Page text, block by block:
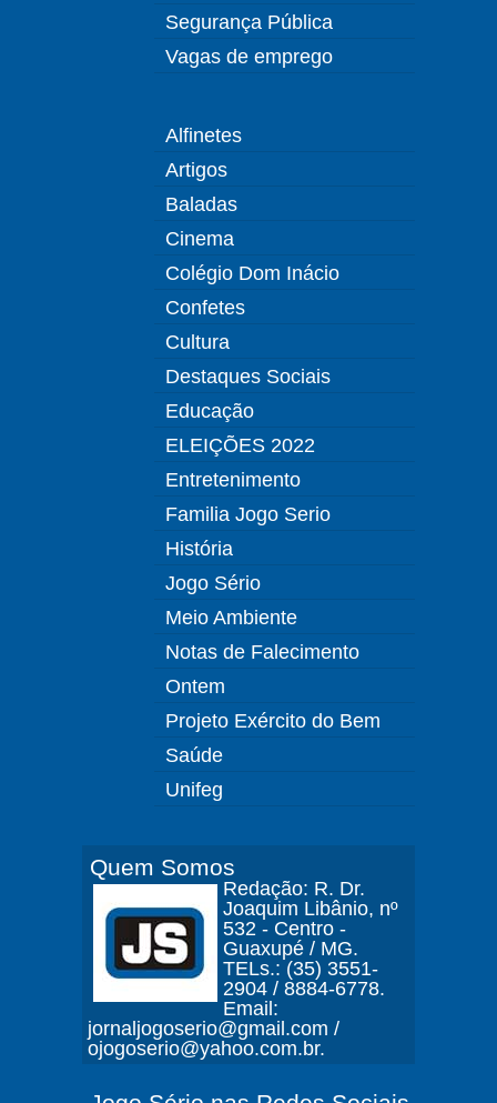
Segurança Pública
Vagas de emprego
Alfinetes
Artigos
Baladas
Cinema
Colégio Dom Inácio
Confetes
Cultura
Destaques Sociais
Educação
ELEIÇÕES 2022
Entretenimento
Familia Jogo Serio
História
Jogo Sério
Meio Ambiente
Notas de Falecimento
Ontem
Projeto Exército do Bem
Saúde
Unifeg
Quem Somos
Redação: R. Dr.
Joaquim Libânio, nº
532 - Centro -
Guaxupé / MG.
TELs.: (35) 3551-
2904 / 8884-6778.
Email:
jornaljogoserio@gmail.com /
ojogoserio@yahoo.com.br.